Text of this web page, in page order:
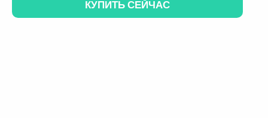
КУПИТЬ СЕЙЧАС